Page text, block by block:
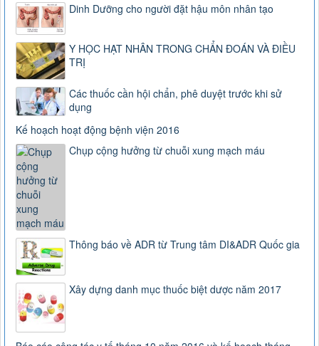
Dinh Dưỡng cho người đặt hậu môn nhân tạo
Y HỌC HẠT NHÂN TRONG CHẨN ĐOÁN VÀ ĐIỀU
TRỊ
Các thuốc cần hội chẩn, phê duyệt trước khi sử
dụng
Kế hoạch hoạt động bệnh viện 2016
Chụp cộng hưởng từ chuỗi xung mạch máu
Thông báo về ADR từ Trung tâm DI&ADR Quốc gia
Xây dựng danh mục thuốc biệt dược năm 2017